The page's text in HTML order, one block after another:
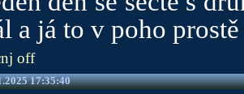
a já to v poho
off
17:35:40